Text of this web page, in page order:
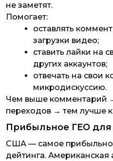
не заметят.
Помогает:
оставлять
загрузки видео;
ставить лайки на
других аккаунтов;
отвечать на свои
микродискуссию.
Чем выше комментарий
переходов → тем лучше
Прибыльное ГЕО для
США — самое
дейтинга. Американская